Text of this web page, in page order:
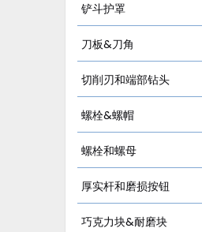
铲斗护罩
刀板&刀角
切削刃和端部钻头
螺栓&螺帽
螺栓和螺母
厚实杆和磨损按钮
巧克力块&耐磨块